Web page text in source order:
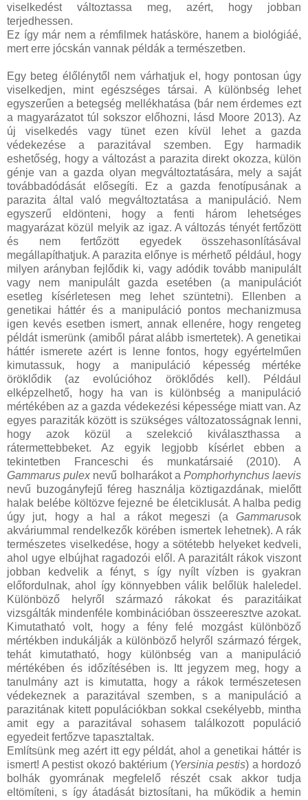
viselkedést változtassa meg, azért, hogy jobban
terjedhessen.
Ez így már nem a rémfilmek hatásköre, hanem a biológiáé,
mert erre jócskán vannak példák a természetben.
Egy beteg élőlénytől nem várhatjuk el, hogy pontosan úgy
viselkedjen, mint egészséges társai. A különbség lehet
egyszerűen a betegség mellékhatása (bár nem érdemes ezt
a magyarázatot túl sokszor előhozni, lásd Moore 2013). Az
új viselkedés vagy tünet ezen kívül lehet a gazda
védekezése a parazitával szemben. Egy harmadik
eshetőség, hogy a változást a parazita direkt okozza, külön
génje van a gazda olyan megváltoztatására, mely a saját
továbbadódását elősegíti. Ez a gazda fenotípusának a
parazita által való megváltoztatása a manipuláció. Nem
egyszerű eldönteni, hogy a fenti három lehetséges
magyarázat közül melyik az igaz. A változás tényét fertőzött
és nem fertőzött egyedek összehasonlításával
megállapíthatjuk. A parazita előnye is mérhető például, hogy
milyen arányban fejlődik ki, vagy adódik tovább manipulált
vagy nem manipulált gazda esetében (a manipulációt
esetleg kísérletesen meg lehet szüntetni). Ellenben a
genetikai háttér és a manipuláció pontos mechanizmusa
igen kevés esetben ismert, annak ellenére, hogy rengeteg
példát ismerünk (amiből párat alább ismertetek). A genetikai
háttér ismerete azért is lenne fontos, hogy egyértelműen
kimutassuk, hogy a manipuláció képesség mértéke
öröklődik (az evolúcióhoz öröklődés kell). Például
elképzelhető, hogy ha van is különbség a manipuláció
mértékében az a gazda védekezési képessége miatt van. Az
egyes paraziták között is szükséges változatosságnak lenni,
hogy azok közül a szelekció kiválaszthassa a
rátermettebbeket. Az egyik legjobb kísérlet ebben a
tekintetben Franceschi és munkatársaié (2010). A
Gammarus pulex nevű bolharákot a Pomphorhynchus laevis
nevű buzogányfejű féreg használja köztigazdának, mielőtt
halak belébe költözve fejezné be életciklusát. A halba pedig
úgy jut, hogy a hal a rákot megeszi (a Gammarusok
akváriummal rendelkezők körében ismertek lehetnek). A rák
természetes viselkedése, hogy a sötétebb helyeket kedveli,
ahol ugye elbújhat ragadozói elől. A parazitált rákok viszont
jobban kedvelik a fényt, s így nyílt vízben is gyakran
előfordulnak, ahol így könnyebben válik belőlük haleledel.
Különböző helyről származó rákokat és parazitáikat
vizsgálták mindenféle kombinációban összeeresztve azokat.
Kimutatható volt, hogy a fény felé mozgást különböző
mértékben indukálják a különböző helyről származó férgek,
tehát kimutatható, hogy különbség van a manipuláció
mértékében és időzítésében is. Itt jegyzem meg, hogy a
tanulmány azt is kimutatta, hogy a rákok természetesen
védekeznek a parazitával szemben, s a manipuláció a
parazitának kitett populációkban sokkal csekélyebb, mintha
amit egy a parazitával sohasem találkozott populáció
egyedeit fertőzve tapasztaltak.
Említsünk meg azért itt egy példát, ahol a genetikai háttér is
ismert! A pestist okozó baktérium (Yersinia pestis) a hordozó
bolhák gyomrának megfelelő részét csak akkor tudja
eltömíteni, s így átadását biztosítani, ha működik a hemin